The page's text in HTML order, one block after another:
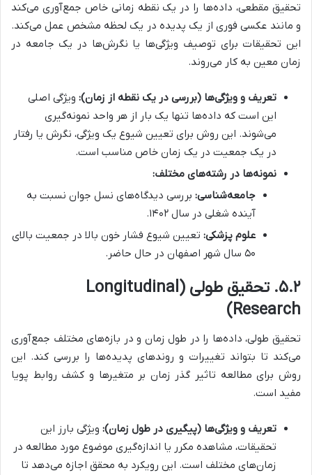
تحقیق مقطعی، داده‌ها را در یک نقطه زمانی خاص جمع‌آوری می‌کند
و مانند عکسی فوری از یک پدیده در یک لحظه مشخص عمل می‌کند.
این تحقیقات برای توصیف ویژگی‌ها یا نگرش‌ها در یک جامعه در
زمان معین به کار می‌روند.
تعریف و ویژگی‌ها (بررسی در یک نقطه از زمان): ویژگی اصلی
این است که داده‌ها تنها یک بار از هر واحد نمونه‌گیری
می‌شوند. این روش برای تعیین شیوع یک ویژگی، نگرش یا رفتار
در یک جمعیت در یک زمان خاص مناسب است.
نمونه‌ها در رشته‌های مختلف:
جامعه‌شناسی: بررسی دیدگاه‌های نسل جوان نسبت به
آینده شغلی در سال ۱۴۰۲.
علوم پزشکی: تعیین شیوع فشار خون بالا در جمعیت بالای
۵۰ سال شهر اصفهان در حال حاضر.
۵.۲. تحقیق طولی (Longitudinal
Research)
تحقیق طولی، داده‌ها را در طول زمان و در بازه‌های مختلف جمع‌آوری
می‌کند تا بتواند تغییرات و روندهای پدیده‌ها را بررسی کند. این
روش برای مطالعه تاثیر گذر زمان بر متغیرها و کشف روابط پویا
مفید است.
تعریف و ویژگی‌ها (پیگیری در طول زمان): ویژگی بارز این
تحقیقات، مشاهده مکرر یا اندازه‌گیری موضوع مورد مطالعه در
زمان‌های مختلف است. این رویکرد به محقق اجازه می‌دهد تا